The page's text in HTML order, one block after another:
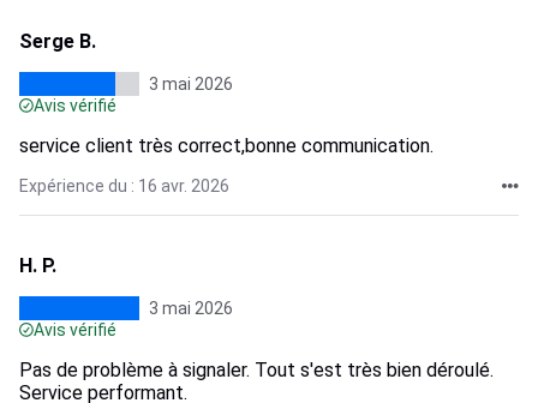
Serge B.
3 mai 2026
Avis vérifié
service client très correct,bonne communication.
Expérience du : 16 avr. 2026
H. P.
3 mai 2026
Avis vérifié
Pas de problème à signaler. Tout s'est très bien déroulé.
Service performant.